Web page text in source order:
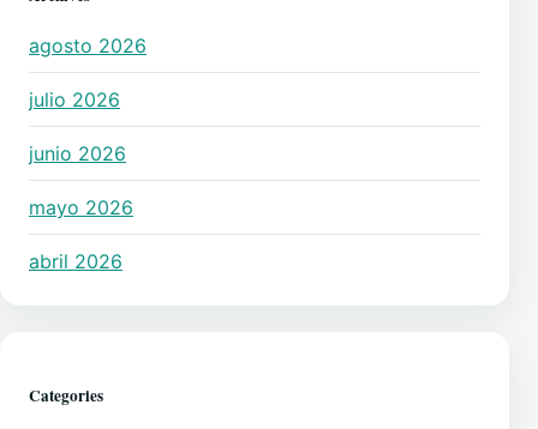
agosto 2026
julio 2026
junio 2026
mayo 2026
abril 2026
Categories